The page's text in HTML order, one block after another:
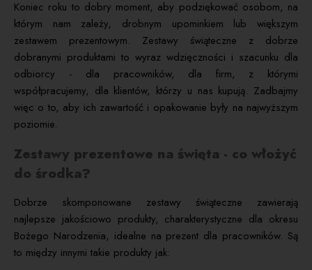
Koniec roku to dobry moment, aby podziękować osobom, na
którym nam zależy, drobnym upominkiem lub większym
zestawem prezentowym. Zestawy świąteczne z dobrze
dobranymi produktami to wyraz wdzięczności i szacunku dla
odbiorcy - dla pracowników, dla firm, z którymi
współpracujemy, dla klientów, którzy u nas kupują. Zadbajmy
więc o to, aby ich zawartość i opakowanie były na najwyższym
poziomie.
Zestawy prezentowe na święta - co włożyć
do środka?
Dobrze skomponowane zestawy świąteczne zawierają
najlepsze jakościowo produkty, charakterystyczne dla okresu
Bożego Narodzenia, idealne na prezent dla pracowników. Są
to między innymi takie produkty jak: